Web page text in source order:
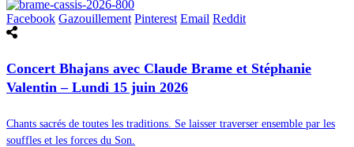
Facebook Gazouillement Pinterest Email Reddit
Concert Bhajans avec Claude Brame et Stéphanie
Valentin – Lundi 15 juin 2026
Chants sacrés de toutes les traditions. Se laisser traverser ensemble par les
souffles et les forces du Son.